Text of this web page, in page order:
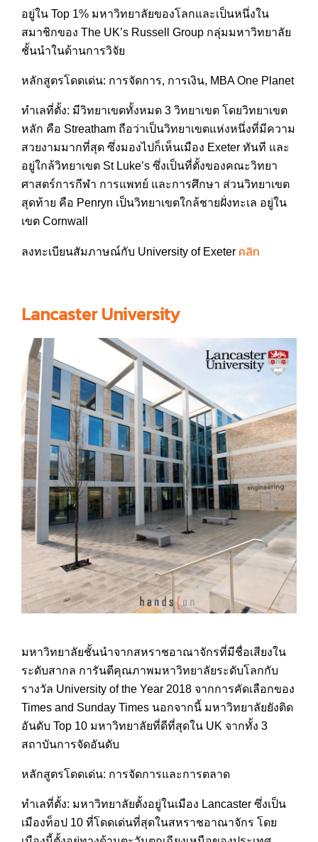
อยู่ใน Top 1% มหาวิทยาลัยของโลกและเป็นหนึ่งใน
สมาชิกของ The UK’s Russell Group กลุ่มมหาวิทยาลัย
ชั้นนำในด้านการวิจัย
หลักสูตรโดดเด่น: การจัดการ, การเงิน, MBA One Planet
ทำเลที่ตั้ง: มีวิทยาเขตทั้งหมด 3 วิทยาเขต โดยวิทยาเขต
หลัก คือ Streatham ถือว่าเป็นวิทยาเขตแห่งหนึ่งที่มีความ
สวยงามมากที่สุด ซึ่งมองไปก็เห็นเมือง Exeter ทันที และ
อยู่ใกล้วิทยาเขต St Luke’s ซึ่งเป็นที่ตั้งของคณะวิทยา
ศาสตร์การกีฬา การแพทย์ และการศึกษา ส่วนวิทยาเขต
สุดท้าย คือ Penryn เป็นวิทยาเขตใกล้ชายฝั่งทะเล อยู่ใน
เขต Cornwall
ลงทะเบียนสัมภาษณ์กับ University of Exeter คลิก
Lancaster University
มหาวิทยาลัยชั้นนำจากสหราชอาณาจักรที่มีชื่อเสียงใน
ระดับสากล การันตีคุณภาพมหาวิทยาลัยระดับโลกกับ
รางวัล University of the Year 2018 จากการคัดเลือกของ
Times and Sunday Times นอกจากนี้ มหาวิทยาลัยยังติด
อันดับ Top 10 มหาวิทยาลัยที่ดีที่สุดใน UK จากทั้ง 3
สถาบันการจัดอันดับ
หลักสูตรโดดเด่น: การจัดการและการตลาด
ทำเลที่ตั้ง: มหาวิทยาลัยตั้งอยู่ในเมือง Lancaster ซึ่งเป็น
เมืองท็อป 10 ที่โดดเด่นที่สุดในสหราชอาณาจักร โดย